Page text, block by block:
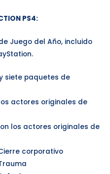
PS4:
Juego del Año, incluido
siete paquetes de
actores originales de
los actores originales de
corporativo